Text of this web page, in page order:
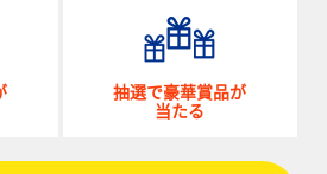
抽選で豪華賞品が
当たる